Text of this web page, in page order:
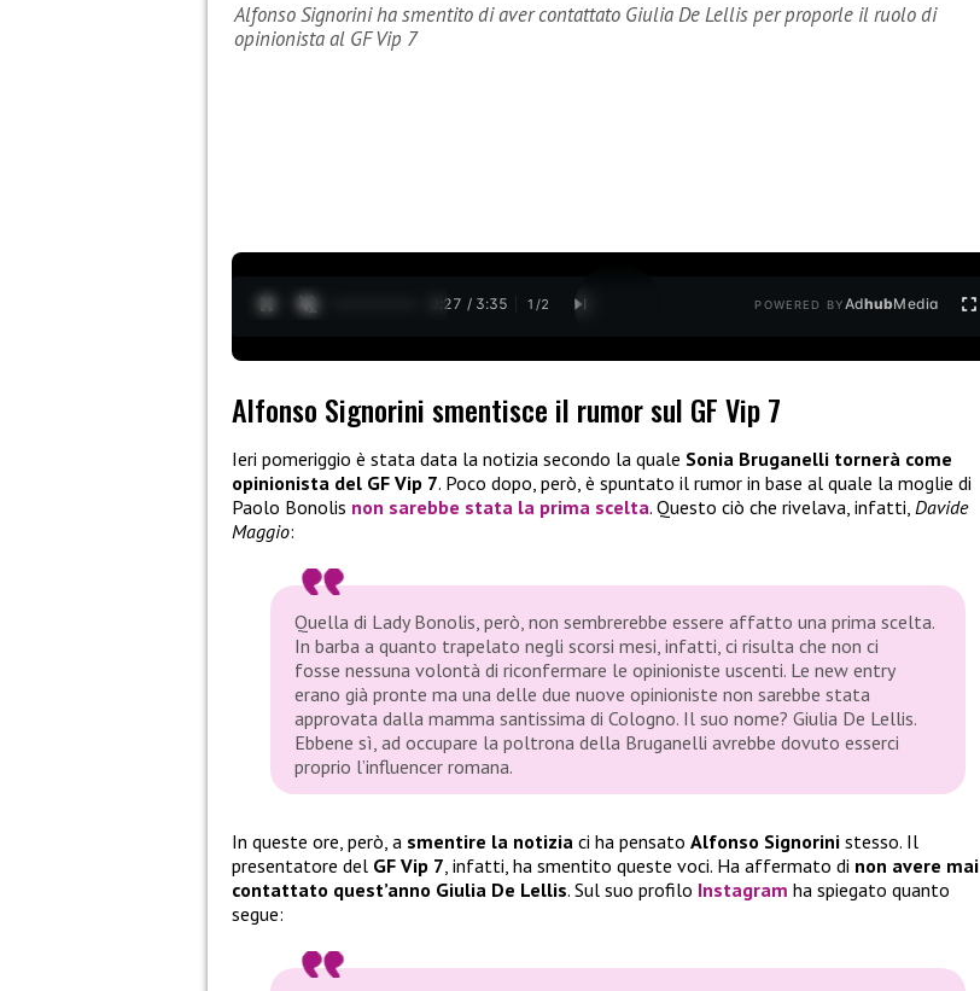
Alfonso Signorini ha smentito di aver contattato Giulia De Lellis per proporle il ruolo di
opinionista al GF Vip 7
0:28 / 3:35 1 /2 POWERED BYAdhubMedia
Alfonso Signorini smentisce il rumor sul GF Vip 7
Ieri pomeriggio è stata data la notizia secondo la quale Sonia Bruganelli tornerà come
opinionista del GF Vip 7. Poco dopo, però, è spuntato il rumor in base al quale la moglie di
Paolo Bonolis non sarebbe stata la prima scelta. Questo ciò che rivelava, infatti, Davide
Maggio:
Quella di Lady Bonolis, però, non sembrerebbe essere affatto una prima scelta.
In barba a quanto trapelato negli scorsi mesi, infatti, ci risulta che non ci
fosse nessuna volontà di riconfermare le opinioniste uscenti. Le new entry
erano già pronte ma una delle due nuove opinioniste non sarebbe stata
approvata dalla mamma santissima di Cologno. Il suo nome? Giulia De Lellis.
Ebbene sì, ad occupare la poltrona della Bruganelli avrebbe dovuto esserci
proprio l’influencer romana.
In queste ore, però, a smentire la notizia ci ha pensato Alfonso Signorini stesso. Il
presentatore del GF Vip 7, infatti, ha smentito queste voci. Ha affermato di non avere mai
contattato quest’anno Giulia De Lellis. Sul suo profilo Instagram ha spiegato quanto
segue: